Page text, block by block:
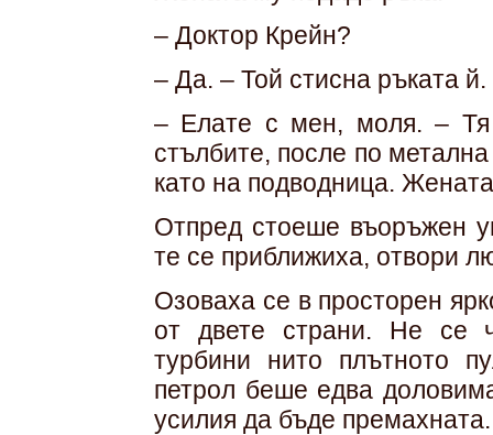
– Доктор Крейн?
– Да. – Той стисна ръката й.
– Елате с мен, моля. –
стълбите, после по
като на подводница.
Отпред стоеше въоръжен
те се приближиха, отвори
Озоваха се в просторен
от двете страни. Не се
турбини нито плътното
петрол беше едва
усилия да бъде премахната.